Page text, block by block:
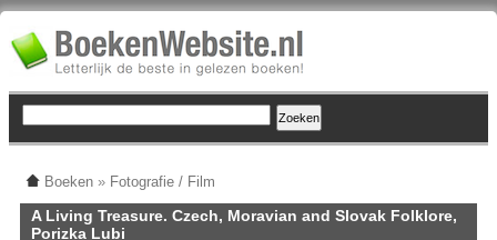
Boeken » Fotografie / Film
A Living Treasure. Czech, Moravian and Slovak Folklore,
Porizka Lubi